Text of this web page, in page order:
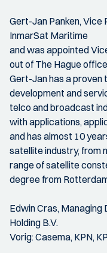
Gert-Jan Panken, Vice
InmarSat Maritime
and was appointed
out of The Hague
Gert-Jan has a proven
development and
telco and broadcast
with applications,
and has almost 10
satellite industry, from
range of satellite
degree from
Edwin Cras,
Holding B.V.
Vorig: Casema, KPN,